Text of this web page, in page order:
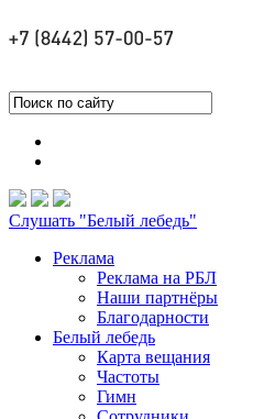
Слушать "Белый лебедь"
Реклама
Реклама на РБЛ
Наши партнёры
Благодарности
Белый лебедь
Карта вещания
Частоты
Гимн